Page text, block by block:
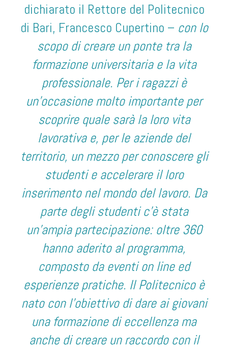
dichiarato il Rettore del Politecnico
di Bari, Francesco Cupertino – con lo
scopo di creare un ponte tra la
formazione universitaria e la vita
professionale. Per i ragazzi è
un’occasione molto importante per
scoprire quale sarà la loro vita
lavorativa e, per le aziende del
territorio, un mezzo per conoscere gli
studenti e accelerare il loro
inserimento nel mondo del lavoro. Da
parte degli studenti c’è stata
un’ampia partecipazione: oltre 360
hanno aderito al programma,
composto da eventi on line ed
esperienze pratiche. Il Politecnico è
nato con l’obiettivo di dare ai giovani
una formazione di eccellenza ma
anche di creare un raccordo con il